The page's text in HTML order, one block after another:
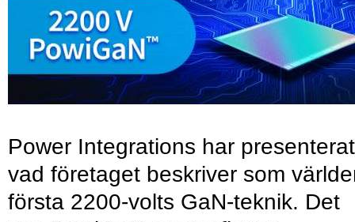
Power Integrations har presenterat
vad företaget beskriver som
första 2200-volts GaN-teknik. Det